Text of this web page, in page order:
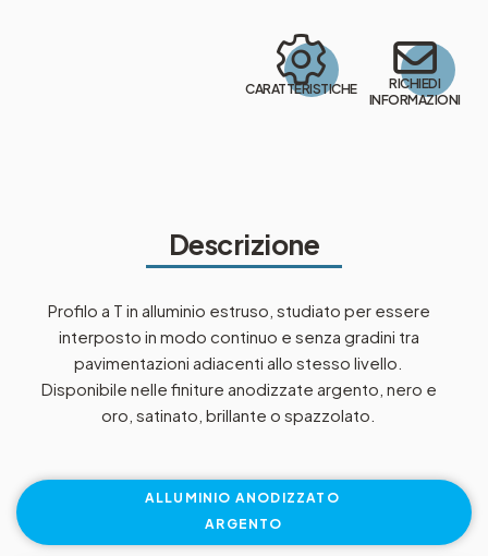
CARATTERISTICHE
RICHIEDI
INFORMAZIONI
Descrizione
Profilo a T in alluminio estruso, studiato per essere
interposto in modo continuo e senza gradini tra
pavimentazioni adiacenti allo stesso livello.
Disponibile nelle finiture anodizzate argento, nero e
oro, satinato, brillante o spazzolato.
ALLUMINIO ANODIZZATO
ARGENTO